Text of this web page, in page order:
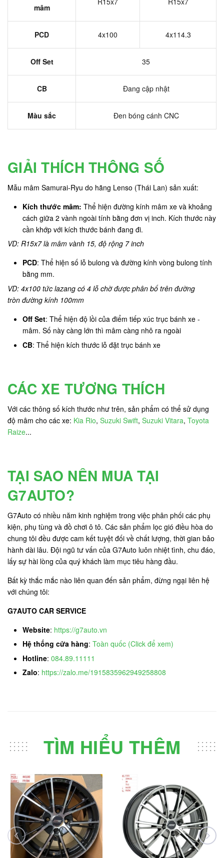
mâm
PCD 4x100 4x114.3
Off Set 35
CB Đang cập nhật
Màu sắc Đen bóng cánh CNC
GIẢI THÍCH THÔNG SỐ
Mẫu mâm Samurai-Ryu do hãng Lenso (Thái Lan) sản xuất:
Kích thước mâm: Thể hiện đường kính mâm xe và khoảng
cách giữa 2 vành ngoài tính bằng đơn vị inch. Kích thước này
cần khớp với kích thước bánh đang đi.
VD: R15x7 là mâm vành 15, độ rộng 7 inch
PCD: Thể hiện số lỗ bulong và đường kính vòng bulong tính
bằng mm.
VD: 4x100 tức lazang có 4 lỗ chờ được phân bố trên đường
tròn đường kính 100mm
Off Set: Thể hiện độ lồi của điểm tiếp xúc trục bánh xe -
mâm. Số này càng lớn thì mâm càng nhô ra ngoài
CB: Thể hiện kích thước lỗ đặt trục bánh xe
CÁC XE TƯƠNG THÍCH
Với các thông số kích thước như trên, sản phẩm có thể sử dụng
độ mâm cho các xe: Kia Rio, Suzuki Swift, Suzuki Vitara, Toyota
Raize...
TẠI SAO NÊN MUA TẠI
G7AUTO?
G7Auto có nhiều năm kinh nghiệm trong việc phân phối các phụ
kiện, phụ tùng và đồ chơi ô tô. Các sản phẩm lọc gió điều hòa do
chung tôi đều được cam kết tuyệt đối về chất lượng, thời gian bảo
hành dài lâu. Đội ngũ tư vấn của G7Auto luôn nhiệt tình, chu đáo,
lấy sự hài lòng của quý khách làm mục tiêu hàng đầu.
Bất kỳ thắc mắc nào liên quan đến sản phẩm, đừng ngại liên hệ
với chúng tôi:
G7AUTO CAR SERVICE
Website: https://g7auto.vn
Hệ thống cửa hàng: Toàn quốc (Click để xem)
Hotline: 084.89.11111
Zalo: https://zalo.me/1915835962949258808
TÌM HIỂU THÊM